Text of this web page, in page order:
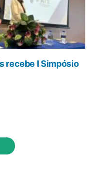
recebe I Simpósio